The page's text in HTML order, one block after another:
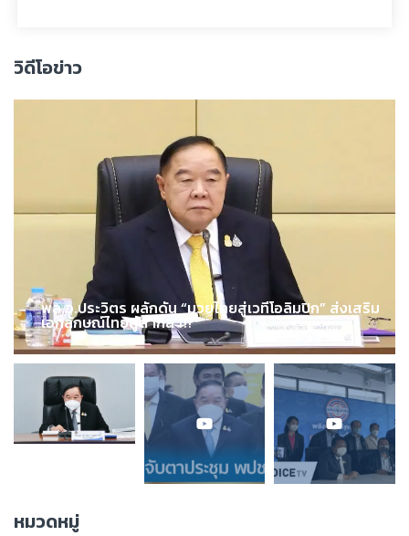
วิดีโอข่าว
พล.อ.ประวิตร ผลักดัน “มวยไทยสู่เวทีโอลิมปิก” ส่งเสริม
เอกลักษณ์ไทยสู่สากล !!!
หมวดหมู่